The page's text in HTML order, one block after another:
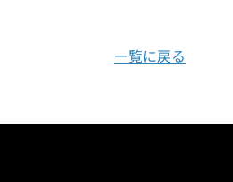
一覧に戻る